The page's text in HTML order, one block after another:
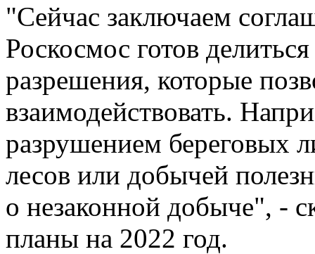
"Сейчас заключаем
Роскосмос готов
разрешения, которые
взаимодействовать.
разрушением береговых
лесов или добычей
о незаконной добыче", -
планы на 2022 год.